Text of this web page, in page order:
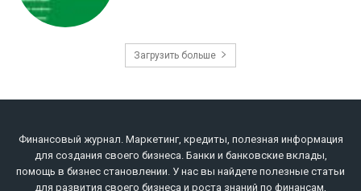
Загрузить больше
Финансовый журнал. Маркетинг, кредиты, полезная информация
для создания своего бизнеса. Банки и банковские вклады,
помощь в бизнес становлении. У нас вы найдете полезные статьи
для развития своего бизнеса и роста знаний по финансам,